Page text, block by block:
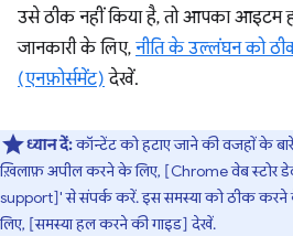
उसे ठीक नहीं किया है, तो आपका आइटम
जानकारी के लिए, नीति के उल्लंघन को
(एनफ़ोर्समेंट) देखें.
ध्यान दें:कॉन्टेंट को हटाए जाने की वजहों के
ख़िलाफ़ अपील करने के लिए, [Chrome वेब स्टोर
support]' से संपर्क करें. इस समस्या को ठीक करने के
लिए, [समस्या हल करने की गाइड] देखें.